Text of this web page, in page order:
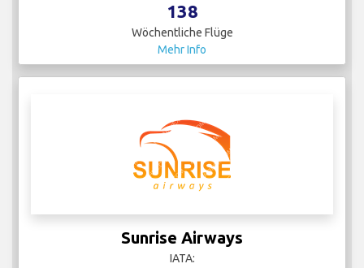
138
Wöchentliche Flüge
Mehr Info
Sunrise Airways
IATA: